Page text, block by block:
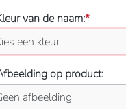
van de naam:*
op product: